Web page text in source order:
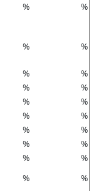
% %
% %
%
%
%
%
%
%
%
%
%
%
%
%
%
%
%
%